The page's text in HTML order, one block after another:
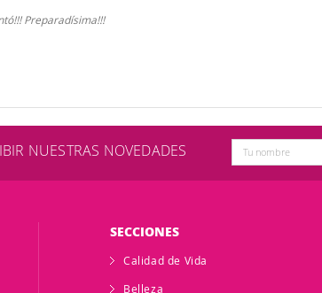
Preparadísima!!!
NUESTRAS NOVEDADES
SECCIONES
Calidad de Vida
Belleza